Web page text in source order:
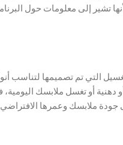
إلى معلومات حول
التي تم تصميمها لتناسب
أو تغسل ملابسك
ملابسك وعمرها